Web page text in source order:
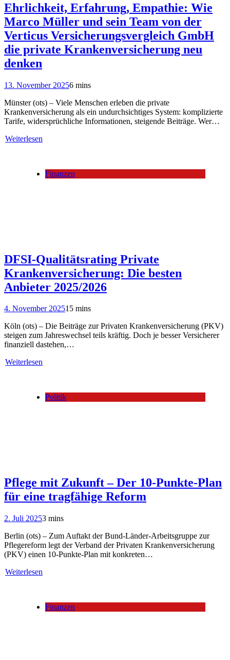
Ehrlichkeit, Erfahrung, Empathie: Wie
Marco Müller und sein Team von der
Verticus Versicherungsvergleich GmbH
die private Krankenversicherung neu
denken
13. November 20256 mins
Münster (ots) – Viele Menschen erleben die private
Krankenversicherung als ein undurchsichtiges System: komplizierte
Tarife, widersprüchliche Informationen, steigende Beiträge. Wer…
Weiterlesen
Finanzen
DFSI-Qualitätsrating Private
Krankenversicherung: Die besten
Anbieter 2025/2026
4. November 202515 mins
Köln (ots) – Die Beiträge zur Privaten Krankenversicherung (PKV)
steigen zum Jahreswechsel teils kräftig. Doch je besser Versicherer
finanziell dastehen,…
Weiterlesen
Politik
Pflege mit Zukunft – Der 10-Punkte-Plan
für eine tragfähige Reform
2. Juli 20253 mins
Berlin (ots) – Zum Auftakt der Bund-Länder-Arbeitsgruppe zur
Pflegereform legt der Verband der Privaten Krankenversicherung
(PKV) einen 10-Punkte-Plan mit konkreten…
Weiterlesen
Finanzen